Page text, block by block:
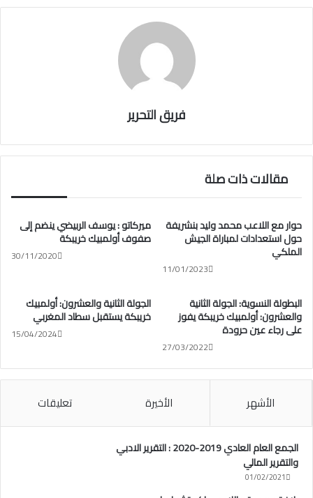
فريق التحرير
مقالات ذات صلة
ميركاتو : يوسف الربيضي ينضم إلى
صفوف أولمبيك خريبكة
30/11/2020
حوار مع اللاعب محمد وليد بنشريفة
حول استعدادات لمباراة الجيش
الملكي
11/01/2023
الجولة الثانية والعشرون: أولمبيك
خريبكة يستقبل سطاد المغربي
15/04/2024
البطولة النسوية: الجولة الثانية
والعشرون: أولمبيك خريبكة يفوز
على رجاء عين حرودة
27/03/2022
الأشهر الأخيرة تعليقات
الجمع العام العادي 2019-2020 : التقرير الادبي
والتقرير المالي
01/02/2021